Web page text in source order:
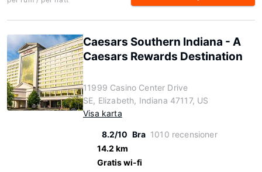
Caesars Southern Indiana - A
Caesars Rewards Destination
11999 Casino Center Drive
SE, Elizabeth, Indiana 47117, US
Visa karta
8.2/10 Bra 1010 recensioner
14.2 km
Gratis wi-fi